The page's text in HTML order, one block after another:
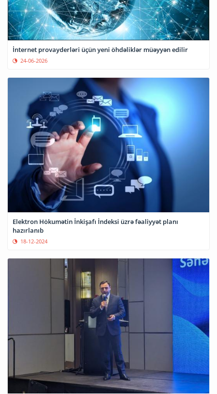
İnternet provayderləri üçün yeni öhdəliklər müəyyən edilir
24-06-2026
Elektron Hökumətin İnkişafı İndeksi üzrə fəaliyyət planı
hazırlanıb
18-12-2024